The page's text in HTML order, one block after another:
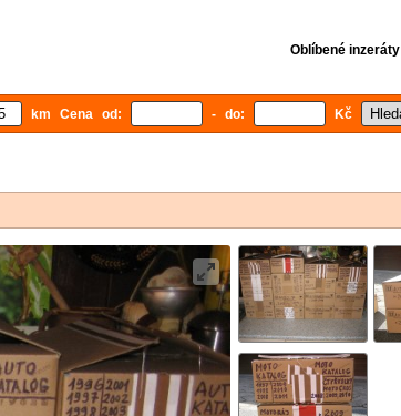
Oblíbené inzeráty
km Cena od: - do: Kč